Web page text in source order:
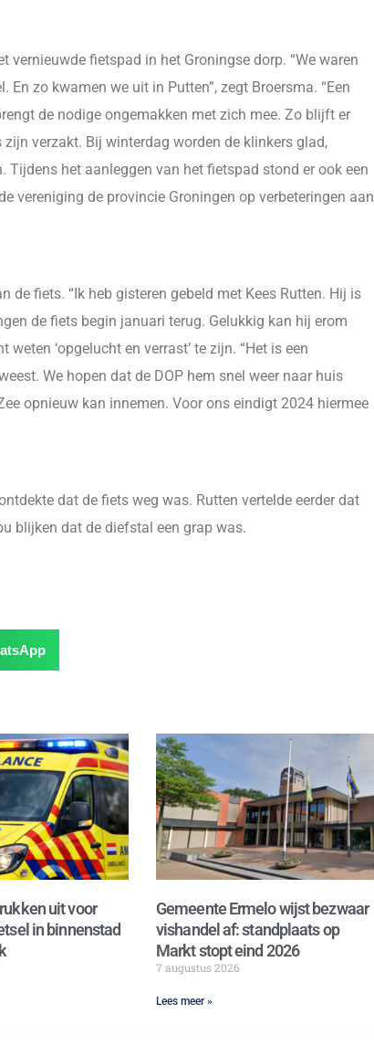
fietspad in het Groningse dorp. “We waren
zo kwamen we uit in Putten”, zegt Broersma. “Een
de nodige ongemakken met zich mee. Zo blijft er
verzakt. Bij winterdag worden de klinkers glad,
Tijdens het aanleggen van het fietspad stond er ook een
vereniging de provincie Groningen op verbeteringen aan
fiets. “Ik heb gisteren gebeld met Kees Rutten. Hij is
de fiets begin januari terug. Gelukkig kan hij erom
‘opgelucht en verrast’ te zijn. “Het is een
We hopen dat de DOP hem snel weer naar huis
opnieuw kan innemen. Voor ons eindigt 2024 hiermee
dat de fiets weg was. Rutten vertelde eerder dat
blijken dat de diefstal een grap was.
uit voor
in binnenstad
Gemeente Ermelo wijst bezwaar
vishandel af: standplaats op
Markt stopt eind 2026
7 augustus 2026
Lees meer »